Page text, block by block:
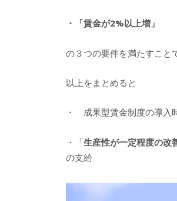
・「賃金が2%以上増」
の３つの要件を満たすこと
以上をまとめると
・ 成果型賃金制度の導入
・「生産性が一定程度の改
の支給